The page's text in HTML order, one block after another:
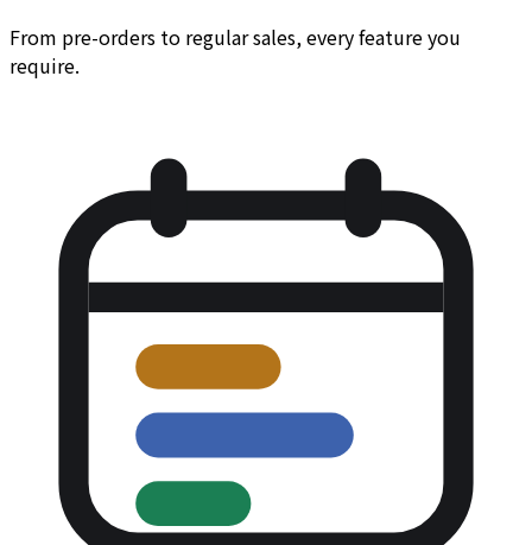
From pre-orders to regular sales, every feature you
require.